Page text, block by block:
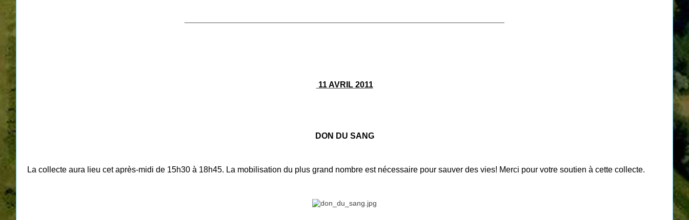
11 AVRIL 2011
DON DU SANG
La collecte aura lieu cet après-midi de 15h30 à 18h45. La mobilisation du plus grand nombre est nécessaire pour sauver des vies! Merci pour votre soutien à cette collecte.